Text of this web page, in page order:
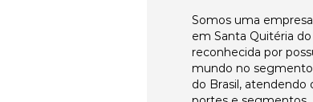
Somos uma
em Santa Quitéria
reconhecida por
mundo no
do Brasil, atendendo